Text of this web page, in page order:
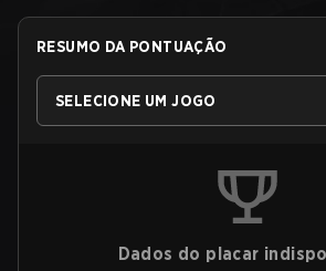
RESUMO DA PONTUAÇÃO
SELECIONE UM JOGO
Dados do placar